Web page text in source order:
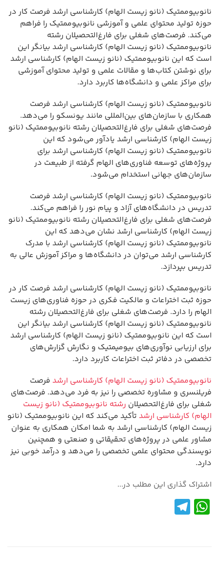
نانوبیوممتیک (نانو زیست الهام) کارشناسی ارشد فرصت کار در
حوزه تولید محتوای علمی و آموزشی نانوبیوممتیک را فراهم
می‌کند. فرصت‌های شغلی برای فارغ‌التحصیلان رشته
نانوبیوممتیک (نانو زیست الهام) کارشناسی ارشد بیانگر این
است که این نانوبیوممتیک (نانو زیست الهام) کارشناسی ارشد
برای نوشتن کتاب‌ها و مقالات علمی و تولید محتوای آموزشی
برای مراکز علمی و دانشگاه‌ها کاربرد دارد.
نانوبیوممتیک (نانو زیست الهام) کارشناسی ارشد فرصت
همکاری با سازمان‌های بین‌المللی مانند یونسکو را می‌دهد.
فرصت‌های شغلی برای فارغ‌التحصیلان رشته نانوبیوممتیک (نانو
زیست الهام) کارشناسی ارشد یادآور می‌شود که این
نانوبیوممتیک (نانو زیست الهام) کارشناسی ارشد برای
پروژه‌های توسعه فناوری‌های الهام گرفته از طبیعت در
سازمان‌های جهانی استخدام می‌شود.
نانوبیوممتیک (نانو زیست الهام) کارشناسی ارشد فرصت
تدریس در دانشگاه‌های آزاد و پیام نور را فراهم می‌کند.
فرصت‌های شغلی برای فارغ‌التحصیلان رشته نانوبیوممتیک (نانو
زیست الهام) کارشناسی ارشد نشان می‌دهد که این
نانوبیوممتیک (نانو زیست الهام) کارشناسی ارشد با مدرک
کارشناسی ارشد می‌توان در دانشگاه‌ها و مراکز آموزش عالی به
تدریس بپردازد.
نانوبیوممتیک (نانو زیست الهام) کارشناسی ارشد فرصت کار در
حوزه ثبت اختراعات و مالکیت فکری در حوزه فناوری‌های زیست
الهام را دارد. فرصت‌های شغلی برای فارغ‌التحصیلان رشته
نانوبیوممتیک (نانو زیست الهام) کارشناسی ارشد بیانگر این
است که این نانوبیوممتیک (نانو زیست الهام) کارشناسی ارشد
برای ارزیابی نوآوری‌های بیومیمتیک و نگارش گزارش‌های
تخصصی در دفاتر ثبت اختراعات کاربرد دارد.
نانوبیوممتیک (نانو زیست الهام) کارشناسی ارشد فرصت
فریلنسری و مشاوره تخصصی را نیز به فرد می‌دهد. فرصت‌های
شغلی برای فارغ‌التحصیلان رشته نانوبیوممتیک (نانو زیست
الهام) کارشناسی ارشد تأکید می‌کند که این نانوبیوممتیک (نانو
زیست الهام) کارشناسی ارشد به شما امکان همکاری به عنوان
مشاور علمی در پروژه‌های تحقیقاتی و صنعتی و همچنین
نویسندگی محتوای علمی تخصصی را می‌دهد و درآمد خوبی نیز
دارد.
اشتراک گذاری این مطلب در...
W
h